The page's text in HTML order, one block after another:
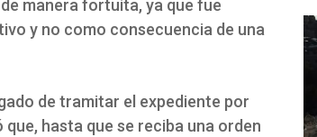
manera fortuita, ya que fue
y no como consecuencia de una
de tramitar el expediente por
hasta que se reciba una orden